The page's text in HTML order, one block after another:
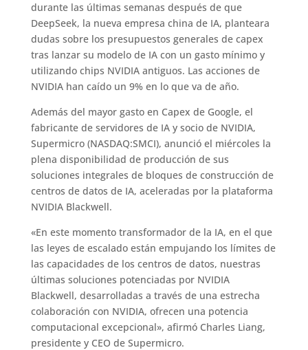
durante las últimas semanas después de que
DeepSeek, la nueva empresa china de IA, planteara
dudas sobre los presupuestos generales de capex
tras lanzar su modelo de IA con un gasto mínimo y
utilizando chips NVIDIA antiguos. Las acciones de
NVIDIA han caído un 9% en lo que va de año.
Además del mayor gasto en Capex de Google, el
fabricante de servidores de IA y socio de NVIDIA,
Supermicro (NASDAQ:SMCI), anunció el miércoles la
plena disponibilidad de producción de sus
soluciones integrales de bloques de construcción de
centros de datos de IA, aceleradas por la plataforma
NVIDIA Blackwell.
«En este momento transformador de la IA, en el que
las leyes de escalado están empujando los límites de
las capacidades de los centros de datos, nuestras
últimas soluciones potenciadas por NVIDIA
Blackwell, desarrolladas a través de una estrecha
colaboración con NVIDIA, ofrecen una potencia
computacional excepcional», afirmó Charles Liang,
presidente y CEO de Supermicro.